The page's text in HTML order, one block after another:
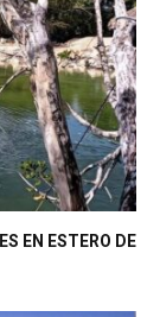
EN ESTERO DE